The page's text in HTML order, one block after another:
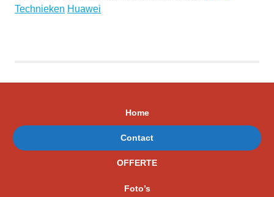
Technieken Huawei
Home
Contact
OFFERTE
Foto’s